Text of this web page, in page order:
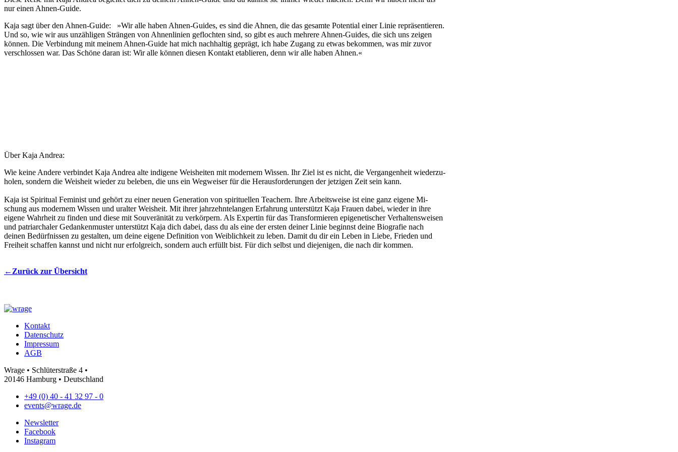
nur einen Ahnen-Guide.
Kaja sagt über den Ahnen-Guide: »Wir alle haben Ahnen-Guides, es sind die Ahnen, die das gesamte Potential einer Linie repräsentieren.
Und so, wie wir aus unzähligen Strängen von Ahnenlinien geflochten sind, so gibt es auch mehrere Ahnen-Guides, die sich uns zeigen
können. Die Verbindung mit meinem Ahnen-Guide hat mich nachhaltig geprägt, ich habe Zugang zu etwas bekommen, was mir zuvor
verschlossen war. Das Schöne daran ist: Wir alle können diesen Kontakt etablieren, denn wir alle haben Ahnen.«
Über Kaja Andrea:
Wie kei­ne An­de­re ver­bin­det Ka­ja An­drea al­te in­di­ge­ne Weis­hei­ten mit mo­der­nem Wis­sen. Ihr Ziel ist es nicht, die Ver­gan­gen­heit wie­der­zu­
ho­len, son­dern die Weis­heit wie­der zu be­le­ben, die uns ein Weg­wei­ser für die Her­aus­for­de­run­gen der jet­zi­gen Zeit sein kann.
Ka­ja ist Spi­ri­tu­al Fe­mi­nist und gehört zu ei­ner neu­en Ge­ne­ra­ti­on von spi­ri­tu­el­len Teachern. Ih­re Ar­beits­wei­se ist ei­ne ganz ei­ge­ne Mi­
schung aus mo­der­nem Wis­sen und ur­al­ter Weis­heit. Mit ihrer jahrzehntelangen Erfahrung unterstützt Kaja Frauen dabei, wieder in ihre
eigene Wahrheit zu finden und diese mit Souveränität zu verkörpern. Als Expertin für das Transformieren epigenetischer Verhaltensweisen
und patriarchaler Gedankenmuster unterstützt Kaja dich dabei, dass du als eine der ersten deiner Linie beginnst deine Biografie nach
deinen Bedürfnissen zu gestalten, um deine eigene Definition von Weiblichkeit zu leben. Da­mit du dir ein Le­ben in Lie­be, Frie­den und
Frei­heit schaf­fen kannst und nicht nur er­folg­reich, son­dern auch er­füllt bist. Für dich selbst und die­je­ni­gen, die nach dir kom­men.
←Zurück zur Übersicht
Footer
Kontakt
Datenschutz
Impressum
AGB
Wra­ge • Schlü­ter­straße 4 •
20146 Ham­burg • Deutsch­land
+49 (0) 40 - 41 32 97 - 0
events@wrage.de
Newsletter
Facebook
Instagram